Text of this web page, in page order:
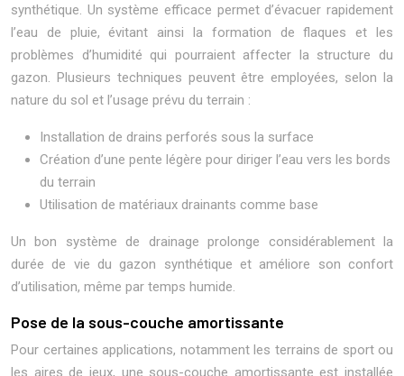
synthétique. Un système efficace permet d’évacuer rapidement
l’eau de pluie, évitant ainsi la formation de flaques et les
problèmes d’humidité qui pourraient affecter la structure du
gazon. Plusieurs techniques peuvent être employées, selon la
nature du sol et l’usage prévu du terrain :
Installation de drains perforés sous la surface
Création d’une pente légère pour diriger l’eau vers les bords
du terrain
Utilisation de matériaux drainants comme base
Un bon système de drainage prolonge considérablement la
durée de vie du gazon synthétique et améliore son confort
d’utilisation, même par temps humide.
Pose de la sous-couche amortissante
Pour certaines applications, notamment les terrains de sport ou
les aires de jeux, une sous-couche amortissante est installée